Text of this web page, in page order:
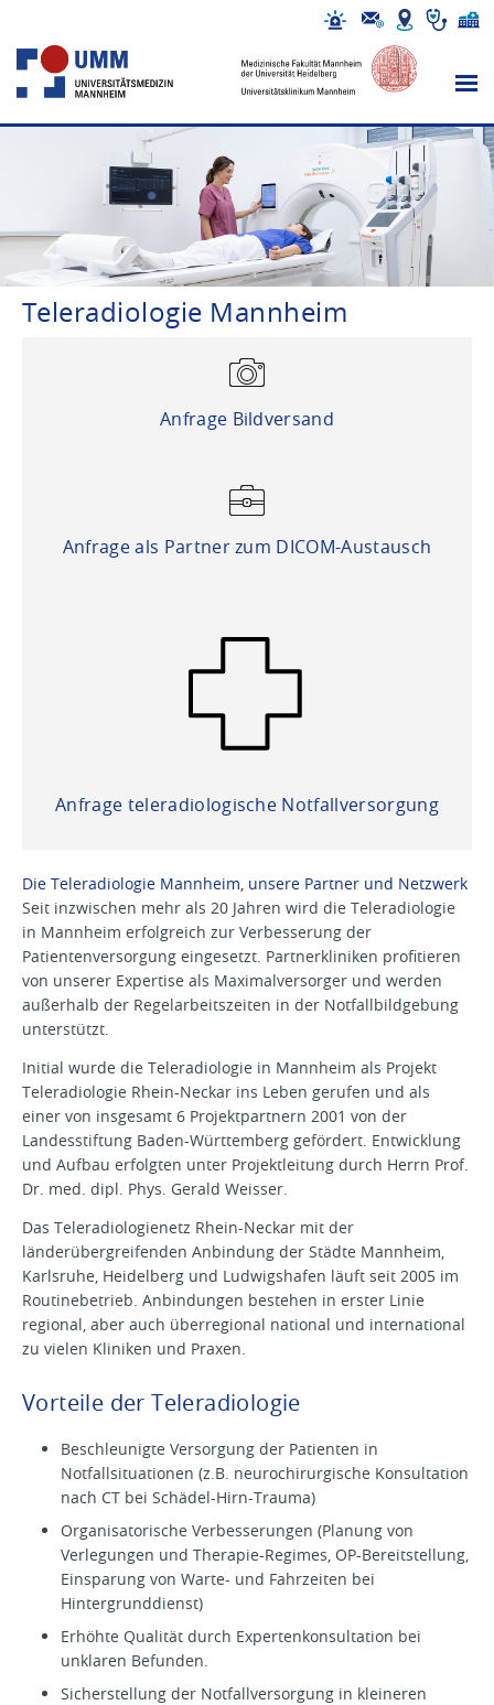
Teleradiologie Mannheim
Anfrage Bildversand
Anfrage als Partner zum DICOM-Austausch
Anfrage teleradiologische Notfallversorgung
Die Teleradiologie Mannheim, unsere Partner und Netzwerk
Seit inzwischen mehr als 20 Jahren wird die Teleradiologie
in Mannheim erfolgreich zur Verbesserung der
Patientenversorgung eingesetzt. Partnerkliniken profitieren
von unserer Expertise als Maximalversorger und werden
außerhalb der Regelarbeitszeiten in der Notfallbildgebung
unterstützt.
Initial wurde die Teleradiologie in Mannheim als Projekt
Teleradiologie Rhein-Neckar ins Leben gerufen und als
einer von insgesamt 6 Projektpartnern 2001 von der
Landesstiftung Baden-Württemberg gefördert. Entwicklung
und Aufbau erfolgten unter Projektleitung durch Herrn Prof.
Dr. med. dipl. Phys. Gerald Weisser.
Das Teleradiologienetz Rhein-Neckar mit der
länderübergreifenden Anbindung der Städte Mannheim,
Karlsruhe, Heidelberg und Ludwigshafen läuft seit 2005 im
Routinebetrieb. Anbindungen bestehen in erster Linie
regional, aber auch überregional national und international
zu vielen Kliniken und Praxen.
Vorteile der Teleradiologie
Beschleunigte Versorgung der Patienten in
Notfallsituationen (z.B. neurochirurgische Konsultation
nach CT bei Schädel-Hirn-Trauma)
Organisatorische Verbesserungen (Planung von
Verlegungen und Therapie-Regimes, OP-Bereitstellung,
Einsparung von Warte- und Fahrzeiten bei
Hintergrunddienst)
Erhöhte Qualität durch Expertenkonsultation bei
unklaren Befunden.
Sicherstellung der Notfallversorgung in kleineren